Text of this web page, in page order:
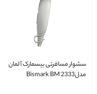
سشوار مسافرتی بیسمارک آلمان
مدلBismark BM 2333